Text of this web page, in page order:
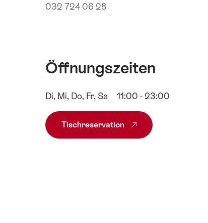
032 724 06 28
Öffnungszeiten
Di, Mi, Do, Fr, Sa 11:00 - 23:00
Tischreservation